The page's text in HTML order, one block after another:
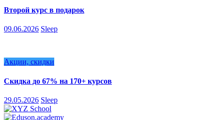
Второй курс в подарок
09.06.2026 Sleep
Акции, скидки
Скидка до 67% на 170+ курсов
29.05.2026 Sleep